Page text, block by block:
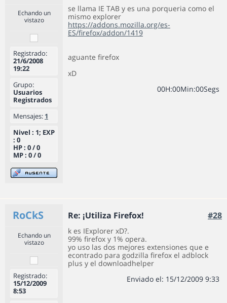
Echando un
vistazo
Registrado:
21/6/2008
19:22
Grupo:
Usuarios
Registrados
Mensajes: 1
Nivel : 1; EXP
: 0
HP : 0 / 0
MP : 0 / 0
se llama IE TAB y es una porqueria como el
mismo explorer
https://addons.mozilla.org/es-
ES/firefox/addon/1419
aguante firefox
xD
00H:00Min:00Segs
RoCkS Re: ¡Utiliza Firefox! #28
Echando un
vistazo
Registrado:
15/12/2009
8:53
k es IExplorer xD?.
99% firefox y 1% opera.
yo uso las dos mejores extensiones que e
econtrado para godzilla firefox el adblock
plus y el downloadhelper
Enviado el: 15/12/2009 9:33